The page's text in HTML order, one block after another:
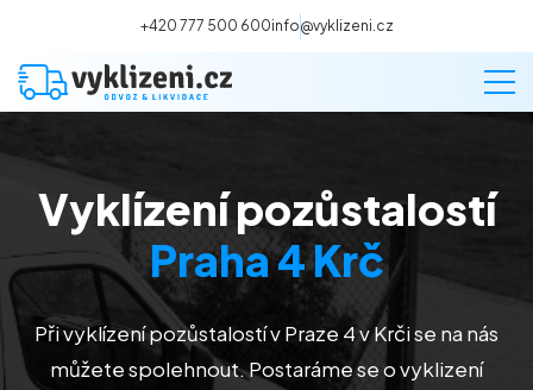
+420 777 500 600info@vyklizeni.cz
Vyklízení
Stěhování
Malování
Vyklízení pozůstalostí
Praha 4 Krč
Při vyklízení pozůstalostív Praze 4 v Krčise na nás
můžete spolehnout. Postaráme se o vyklizení